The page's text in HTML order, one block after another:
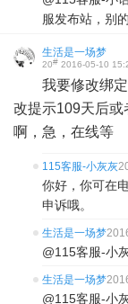
服发布站，别
生活是一场梦
20# 2016-05-10
我要修改绑
改提示109天后
啊，急，在线等
115客服-小灰灰
你好，你可在
申诉哦。
生活是一场梦
@115客服-小
生活是一场梦
@115客服-小